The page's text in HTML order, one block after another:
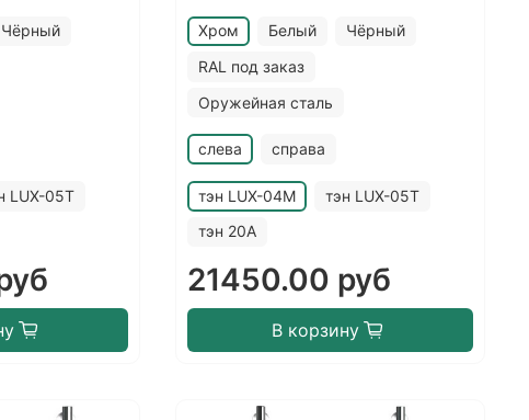
Чёрный
LUX-05T
Хром Белый
Чёрный
RAL под заказ
Оружейная сталь
слева справа
тэн LUX-04M
тэн LUX-05T
тэн 20A
21450.00 руб
В корзину